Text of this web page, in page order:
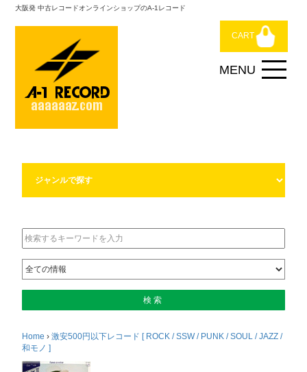
大阪発 中古レコードオンラインショップのA-1レコード
CART
Home ›激安500円以下レコード [ ROCK / SSW / PUNK / SOUL / JAZZ /
和モノ ]